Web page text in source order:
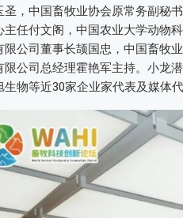
圣，中国畜牧业协会原常务副秘
主任付文阁，中国农业大学动物
限公司董事长颉国忠，中国畜牧
限公司总经理霍艳军主持。小龙
生物等近30家企业家代表及媒体